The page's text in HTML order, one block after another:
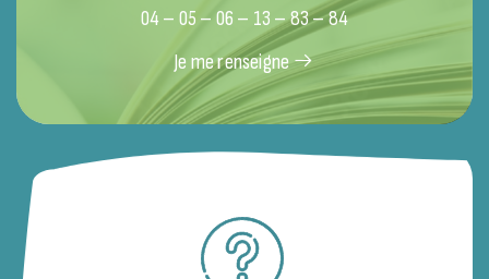
04 – 05 – 06 – 13 – 83 – 84
Je me renseigne